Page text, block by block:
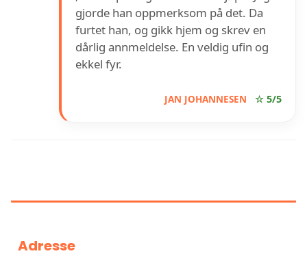
gjorde han oppmerksom på det. Da
furtet han, og gikk hjem og skrev en
dårlig annmeldelse. En veldig ufin og
ekkel fyr.
JAN JOHANNESEN ☆ 5/5
Adresse